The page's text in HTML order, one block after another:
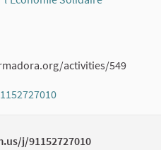
activities/549
j/91152727010